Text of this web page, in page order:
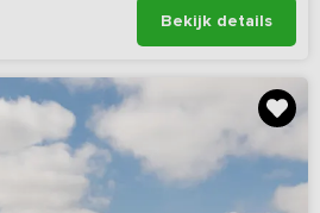
Bekijk details